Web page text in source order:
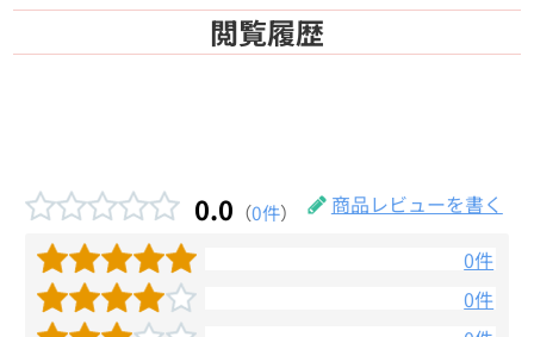
閲覧履歴
0.0 （0件）
商品レビューを書く
0件
0件